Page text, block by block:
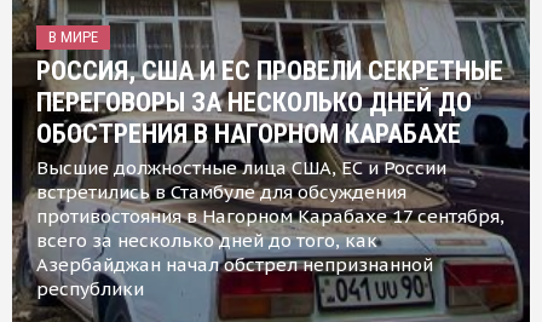
В МИРЕ
РОССИЯ, США И ЕС ПРОВЕЛИ СЕКРЕТНЫЕ
ПЕРЕГОВОРЫ ЗА НЕСКОЛЬКО ДНЕЙ ДО
ОБОСТРЕНИЯ В НАГОРНОМ КАРАБАХЕ
Высшие должностные лица США, ЕС и России
встретились в Стамбуле для обсуждения
противостояния в Нагорном Карабахе 17 сентября,
всего за несколько дней до того, как
Азербайджан начал обстрел непризнанной
республики